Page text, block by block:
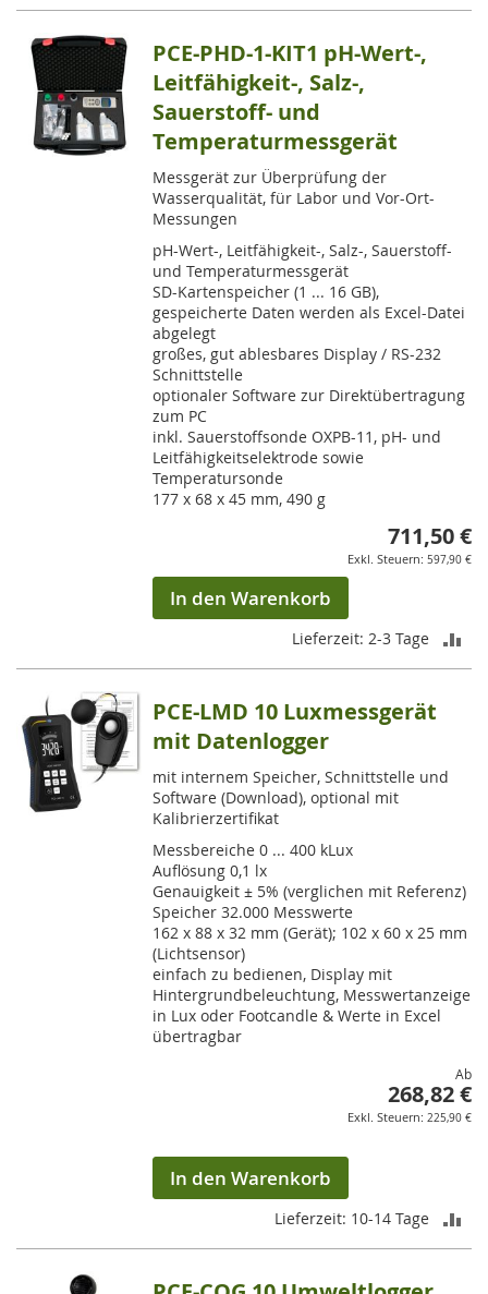
PCE-PHD-1-KIT1 pH-Wert-,
Leitfähigkeit-, Salz-,
Sauerstoff- und
Temperaturmessgerät
Messgerät zur Überprüfung der
Wasserqualität, für Labor und Vor-Ort-
Messungen
pH-Wert-, Leitfähigkeit-, Salz-, Sauerstoff-
und Temperaturmessgerät
SD-Kartenspeicher (1 ... 16 GB),
gespeicherte Daten werden als Excel-Datei
abgelegt
großes, gut ablesbares Display / RS-232
Schnittstelle
optionaler Software zur Direktübertragung
zum PC
inkl. Sauerstoffsonde OXPB-11, pH- und
Leitfähigkeitselektrode sowie
Temperatursonde
177 x 68 x 45 mm, 490 g
711,50 €
597,90 €
In den Warenkorb
Lieferzeit: 2-3 Tage
PCE-LMD 10 Luxmessgerät
mit Datenlogger
mit internem Speicher, Schnittstelle und
Software (Download), optional mit
Kalibrierzertifikat
Messbereiche 0 ... 400 kLux
Auflösung 0,1 lx
Genauigkeit ± 5% (verglichen mit Referenz)
Speicher 32.000 Messwerte
162 x 88 x 32 mm (Gerät); 102 x 60 x 25 mm
(Lichtsensor)
einfach zu bedienen, Display mit
Hintergrundbeleuchtung, Messwertanzeige
in Lux oder Footcandle & Werte in Excel
übertragbar
Ab
268,82 €
225,90 €
In den Warenkorb
Lieferzeit: 10-14 Tage